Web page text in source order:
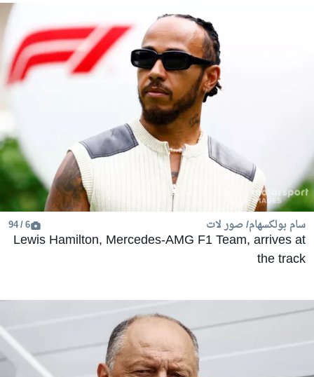
سام بولكسهام/ صور لات 6 / 94
Lewis Hamilton, Mercedes-AMG F1 Team, arrives at
the track